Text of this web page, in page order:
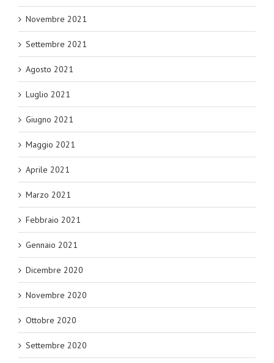
Novembre 2021
Settembre 2021
Agosto 2021
Luglio 2021
Giugno 2021
Maggio 2021
Aprile 2021
Marzo 2021
Febbraio 2021
Gennaio 2021
Dicembre 2020
Novembre 2020
Ottobre 2020
Settembre 2020